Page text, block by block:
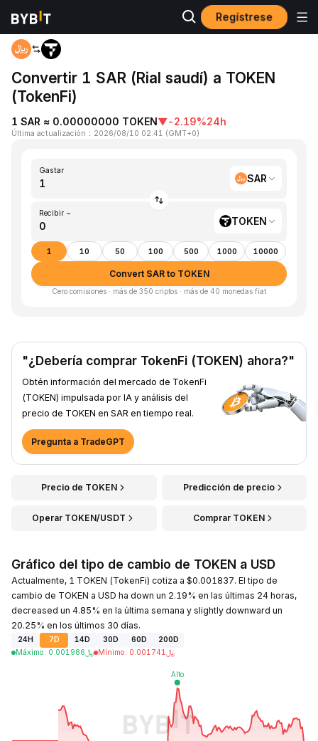
Regístrese
Inicio SAR to TOKEN
Convertir 1 SAR (Rial saudí) a TOKEN
(TokenFi)
1 SAR ≈ 0.00000000 TOKEN▼-2.19%24h
Última actualización ： 2026/08/10 02:41 (GMT+0)
Gastar
SAR
Recibir ~
TOKEN
1 10 50 100 500 1000 10000
Convert SAR to TOKEN
Cero comisiones · más de 350 criptos · más de 40 monedas fiat
"¿Debería comprar TokenFi (TOKEN) ahora?"
Obtén información del mercado de TokenFi
(TOKEN) impulsada por IA y análisis del
precio de TOKEN en SAR en tiempo real.
Pregunta a TradeGPT
Precio de TOKEN Predicción de precio
Operar TOKEN/USDT Comprar TOKEN
Gráfico del tipo de cambio de TOKEN a USD
Actualmente, 1 TOKEN (TokenFi) cotiza a $0.001837. El tipo de
cambio de TOKEN a USD ha down un 2.19% en las últimas 24 horas,
decreased un 4.85% en la última semana y slightly downward un
20.25% en los últimos 30 días.
24H 7D 14D 30D 60D
200D
Máximo: ﷼0.001986 Mínimo: ﷼ 0.001741